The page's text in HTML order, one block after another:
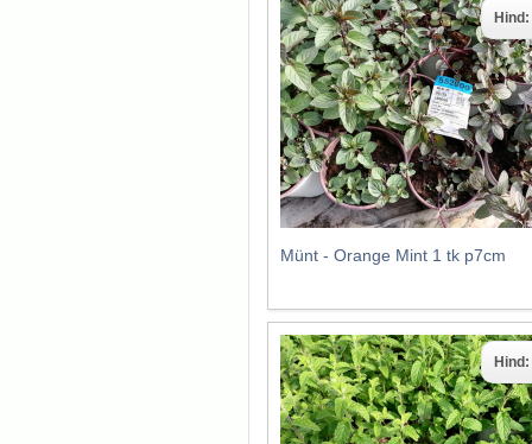
Münt - Orange Mint 1 tk p7cm
Hind:
Hind: